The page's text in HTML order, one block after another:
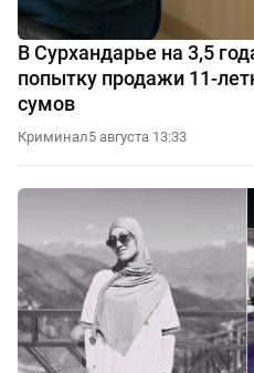
В Сурхандарье на 3,5
попытку продажи 11-
сумов
Криминал5 августа 13:33